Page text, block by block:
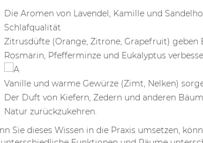
Die Aromen von Lavendel, Kamille und
Schlafqualität
Zitrusdüfte (Orange, Zitrone, Grapefruit) geben
Rosmarin, Pfefferminze und Eukalyptus
Vanille und warme Gewürze (Zimt, Nelken)
Der Duft von Kiefern, Zedern und anderen
Natur zurückzukehren.
Sie dieses Wissen in die Praxis umsetzen,